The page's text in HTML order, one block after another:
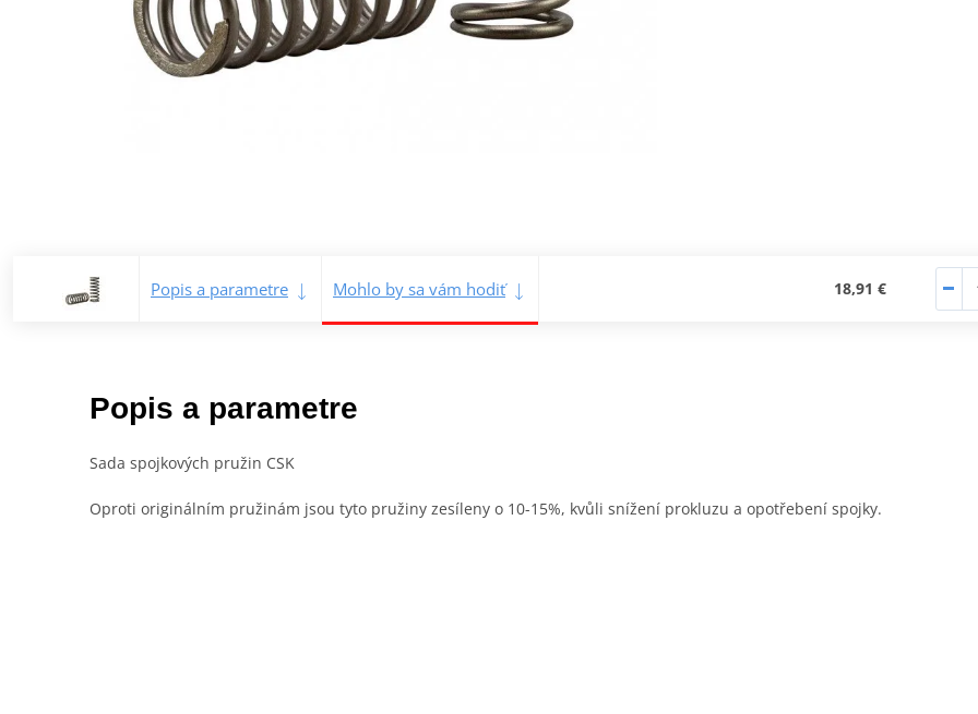
Popis a parametre Mohlo by sa vám hodiť 18,91 €
Popis a parametre
Sada spojkových pružin CSK
Oproti originálním pružinám jsou tyto pružiny zesíleny o 10-15%, kvůli snížení prokluzu a opotřebení spojky.